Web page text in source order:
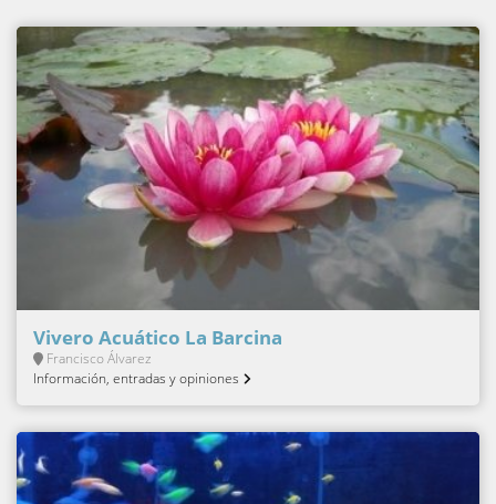
Vivero Acuático La Barcina
Francisco Álvarez
Información, entradas y opiniones